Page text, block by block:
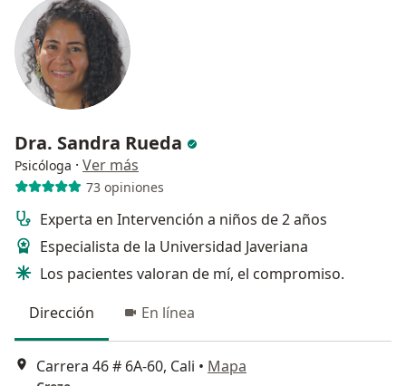
Dra. Sandra Rueda
Psicóloga · Ver más
73 opiniones
Experta en Intervención a niños de 2 años
Especialista de la Universidad Javeriana
Los pacientes valoran de mí, el compromiso.
Dirección
En línea
Carrera 46 # 6A-60, Cali • Mapa